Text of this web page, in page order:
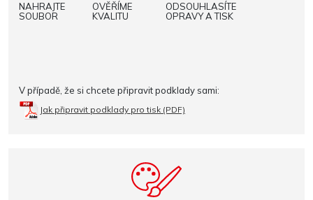
NAHRAJTE
SOUBOR
OVĚŘÍME
KVALITU
ODSOUHLASÍTE
OPRAVY A TISK
V případě, že si chcete připravit podklady sami:
Jak připravit podklady pro tisk (PDF)